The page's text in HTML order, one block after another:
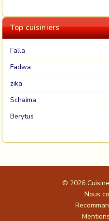
Top cuisiniers
Falla
Fadwa
zika
Schaima
Berytus
© 2026
Nous